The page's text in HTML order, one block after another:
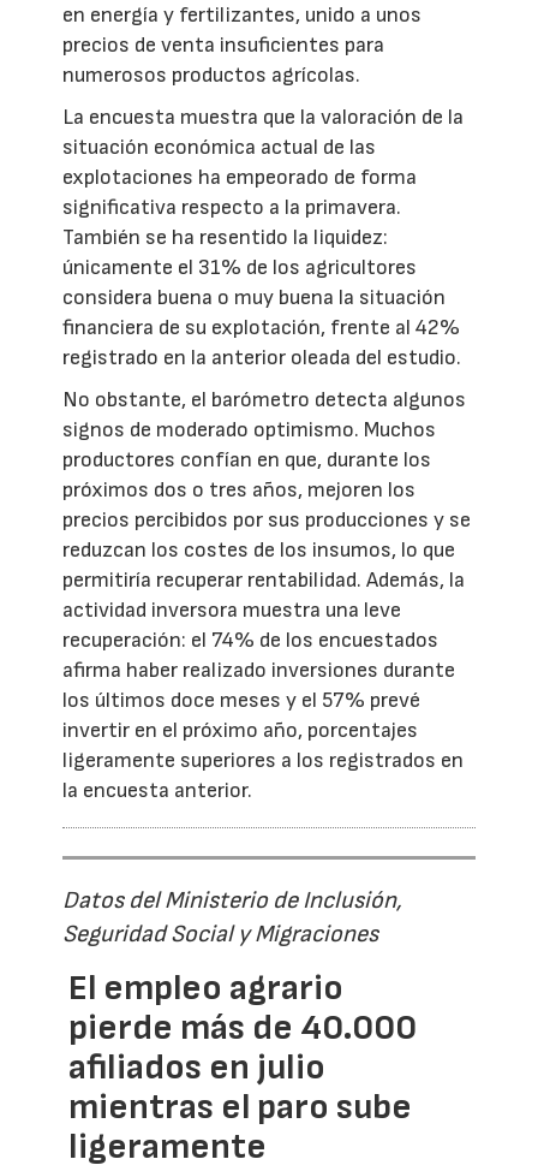
en energía y fertilizantes, unido a unos
precios de venta insuficientes para
numerosos productos agrícolas.
La encuesta muestra que la valoración de la
situación económica actual de las
explotaciones ha empeorado de forma
significativa respecto a la primavera.
También se ha resentido la liquidez:
únicamente el 31% de los agricultores
considera buena o muy buena la situación
financiera de su explotación, frente al 42%
registrado en la anterior oleada del estudio.
No obstante, el barómetro detecta algunos
signos de moderado optimismo. Muchos
productores confían en que, durante los
próximos dos o tres años, mejoren los
precios percibidos por sus producciones y se
reduzcan los costes de los insumos, lo que
permitiría recuperar rentabilidad. Además, la
actividad inversora muestra una leve
recuperación: el 74% de los encuestados
afirma haber realizado inversiones durante
los últimos doce meses y el 57% prevé
invertir en el próximo año, porcentajes
ligeramente superiores a los registrados en
la encuesta anterior.
Datos del Ministerio de Inclusión,
Seguridad Social y Migraciones
El empleo agrario
pierde más de 40.000
afiliados en julio
mientras el paro sube
ligeramente